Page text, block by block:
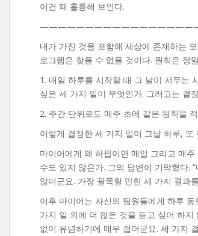
이건 꽤 훌륭해 보인다.
내가 가진 것을 포함해 세상에 존재하는
로그램은 찾을 수 없을 것이다. 원칙은 정
1. 매일 하루를 시작할 때 그 날이 저무는
싶은 세 가지 일이 무엇인가. 그러고는 결
2. 주간 단위로도 매주 초에 같은 원칙을
이렇게 결정한 세 가지 일이 그날 하루,
마이어에게 왜 하필이면 매일 그리고 매
수도 있지 않은가. 그의 답변이 기막혔다.
않더군요. 가장 괄목할 만한 세 가지 결과
이후 마이어는 자신의 팀원들에게 하루
가지 일 외에 더 많은 것을 듣고 싶어 하
없이 유념하기에 매우 쉽더군요. 세 가지